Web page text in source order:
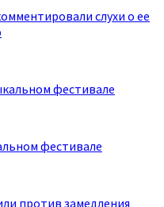
слухи о ее
фестивале